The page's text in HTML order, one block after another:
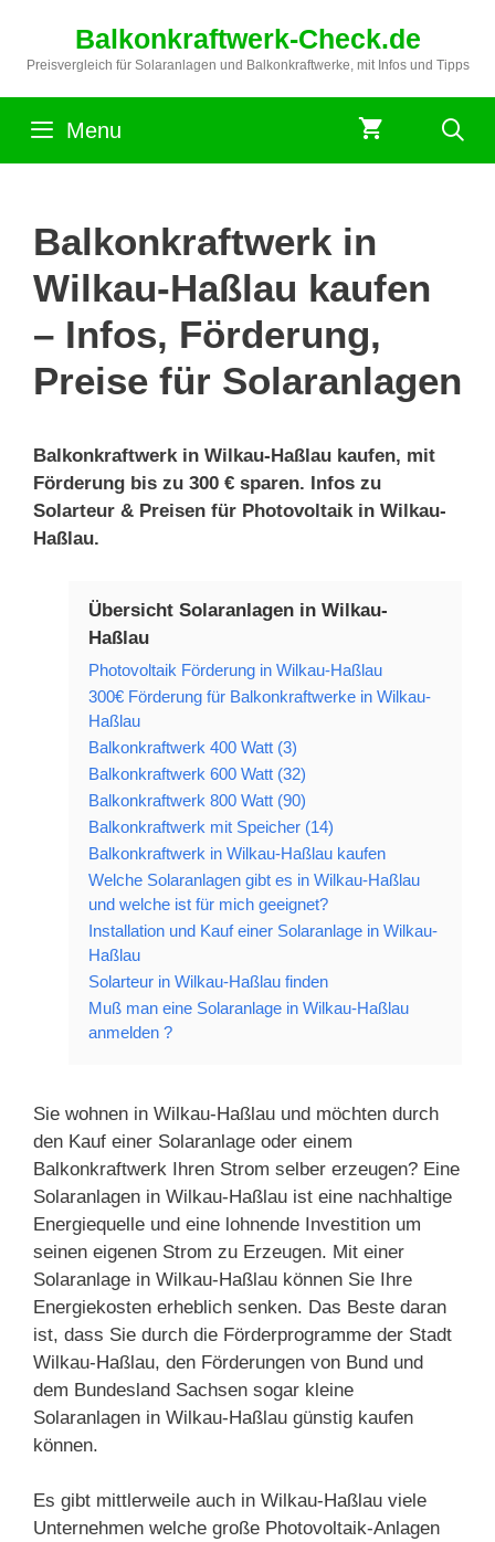
springen
Balkonkraftwerk-Check.de
Preisvergleich für Solaranlagen und Balkonkraftwerke, mit Infos und Tipps
Menu
Balkonkraftwerk in
Wilkau-Haßlau kaufen
– Infos, Förderung,
Preise für Solaranlagen
Balkonkraftwerk in Wilkau-Haßlau kaufen, mit
Förderung bis zu 300 € sparen. Infos zu
Solarteur & Preisen für Photovoltaik in Wilkau-
Haßlau.
Übersicht Solaranlagen in Wilkau-
Haßlau
Photovoltaik Förderung in Wilkau-Haßlau
300€ Förderung für Balkonkraftwerke in Wilkau-
Haßlau
Balkonkraftwerk 400 Watt (3)
Balkonkraftwerk 600 Watt (32)
Balkonkraftwerk 800 Watt (90)
Balkonkraftwerk mit Speicher (14)
Balkonkraftwerk in Wilkau-Haßlau kaufen
Welche Solaranlagen gibt es in Wilkau-Haßlau
und welche ist für mich geeignet?
Installation und Kauf einer Solaranlage in Wilkau-
Haßlau
Solarteur in Wilkau-Haßlau finden
Muß man eine Solaranlage in Wilkau-Haßlau
anmelden ?
Sie wohnen in Wilkau-Haßlau und möchten durch
den Kauf einer Solaranlage oder einem
Balkonkraftwerk Ihren Strom selber erzeugen? Eine
Solaranlagen in Wilkau-Haßlau ist eine nachhaltige
Energiequelle und eine lohnende Investition um
seinen eigenen Strom zu Erzeugen. Mit einer
Solaranlage in Wilkau-Haßlau können Sie Ihre
Energiekosten erheblich senken. Das Beste daran
ist, dass Sie durch die Förderprogramme der Stadt
Wilkau-Haßlau, den Förderungen von Bund und
dem Bundesland Sachsen sogar kleine
Solaranlagen in Wilkau-Haßlau günstig kaufen
können.
Es gibt mittlerweile auch in Wilkau-Haßlau viele
Unternehmen welche große Photovoltaik-Anlagen